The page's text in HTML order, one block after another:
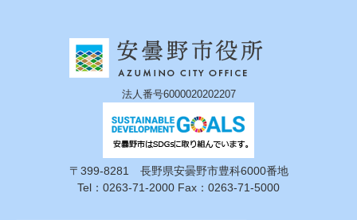
法人番号6000020202207
〒399-8281 長野県安曇野市豊科6000番地
Tel：0263-71-2000 Fax：0263-71-5000